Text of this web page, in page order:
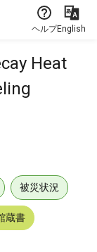
ヘルプEnglish
Heat
被災状況
蔵書